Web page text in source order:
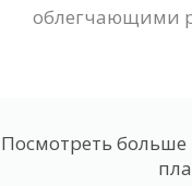
облегчающими
Посмотреть